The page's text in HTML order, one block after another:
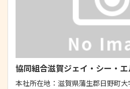
協同組合滋賀ジェイ・シー・エ
本社所在地： 滋賀県蒲生郡日野町